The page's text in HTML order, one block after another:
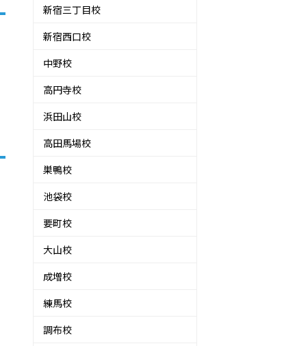
新宿三丁目校
新宿西口校
中野校
高円寺校
浜田山校
高田馬場校
巣鴨校
池袋校
要町校
大山校
成増校
練馬校
調布校